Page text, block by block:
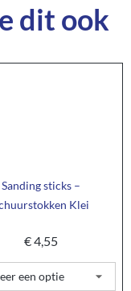
dit ook
Sanding sticks –
Klei
€4,55